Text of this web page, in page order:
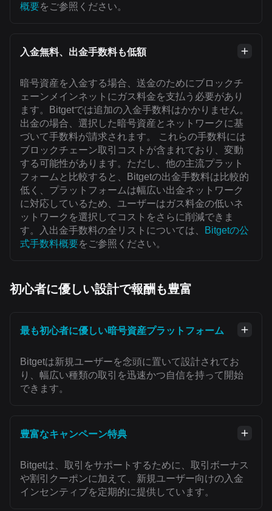
概要をご参照ください。
入金無料、出金手数料も低額
暗号資産を入金する場合、送金のためにブロックチ
ェーンメインネットにガス料金を支払う必要があり
ます。Bitgetでは追加の入金手数料はかかりません。
出金の場合、選択した暗号資産とネットワークに基
づいて手数料が請求されます。 これらの手数料には
ブロックチェーン取引コストが含まれており、変動
する可能性があります。ただし、他の主流プラット
フォームと比較すると、Bitgetの出金手数料は比較的
低く、プラットフォームは幅広い出金ネットワーク
に対応しているため、ユーザーはガス料金の低いネ
ットワークを選択してコストをさらに削減できま
す。入出金手数料の全リストについては、
Bitgetの公
式手数料概要をご参照ください。
初心者に優しい設計で報酬も豊富
最も初心者に優しい暗号資産プラットフォーム
Bitgetは新規ユーザーを念頭に置いて設計されてお
り、幅広い種類の取引を迅速かつ自信を持って開始
できます。
豊富なキャンペーン特典
Bitgetは、取引をサポートするために、取引ボーナス
や割引クーポンに加えて、新規ユーザー向けの入金
インセンティブを定期的に提供しています。